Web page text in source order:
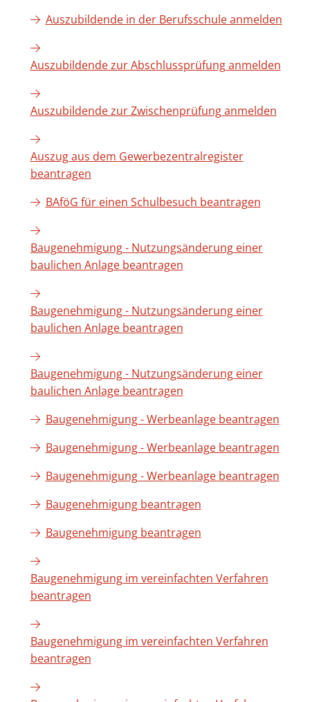
Auszubildende in der Berufsschule anmelden
Auszubildende zur Abschlussprüfung anmelden
Auszubildende zur Zwischenprüfung anmelden
Auszug aus dem Gewerbezentralregister
beantragen
BAföG für einen Schulbesuch beantragen
Baugenehmigung - Nutzungsänderung einer
baulichen Anlage beantragen
Baugenehmigung - Nutzungsänderung einer
baulichen Anlage beantragen
Baugenehmigung - Nutzungsänderung einer
baulichen Anlage beantragen
Baugenehmigung - Werbeanlage beantragen
Baugenehmigung - Werbeanlage beantragen
Baugenehmigung - Werbeanlage beantragen
Baugenehmigung beantragen
Baugenehmigung beantragen
Baugenehmigung im vereinfachten Verfahren
beantragen
Baugenehmigung im vereinfachten Verfahren
beantragen